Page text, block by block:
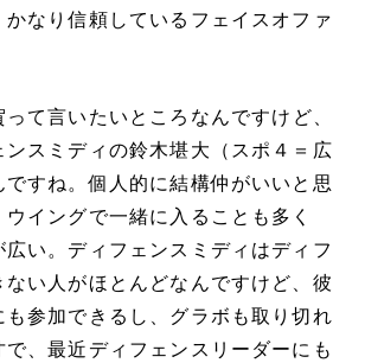
なり信頼しているフェイスオファ
て言いたいところなんですけど、
ンスミディの鈴木堪大（スポ４＝広
すね。個人的に結構仲がいいと思
ウイングで一緒に入ることも多く
い。ディフェンスミディはディフ
ない人がほとんどなんですけど、彼
も参加できるし、グラボも取り切れ
で、最近ディフェンスリーダーにも